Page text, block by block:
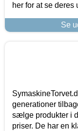
her for at se deres
Se
generationer
sælge produkter i
priser. De har en